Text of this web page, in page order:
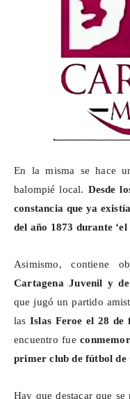
En la misma se hace
balompié local. Desde
constancia que ya
del año 1873 durante
Asimismo, contiene
Cartagena Juvenil y
que jugó un partido
lasIslas Feroe el 28 de
encuentro fue
primer club de fútbol de
Hay que destacar que